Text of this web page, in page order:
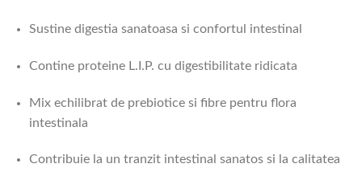
Sustine digestia sanatoasa si confortul intestinal
Contine proteine L.I.P. cu digestibilitate ridicata
Mix echilibrat de prebiotice si fibre pentru flora
intestinala
Contribuie la un tranzit intestinal sanatos si la calitatea